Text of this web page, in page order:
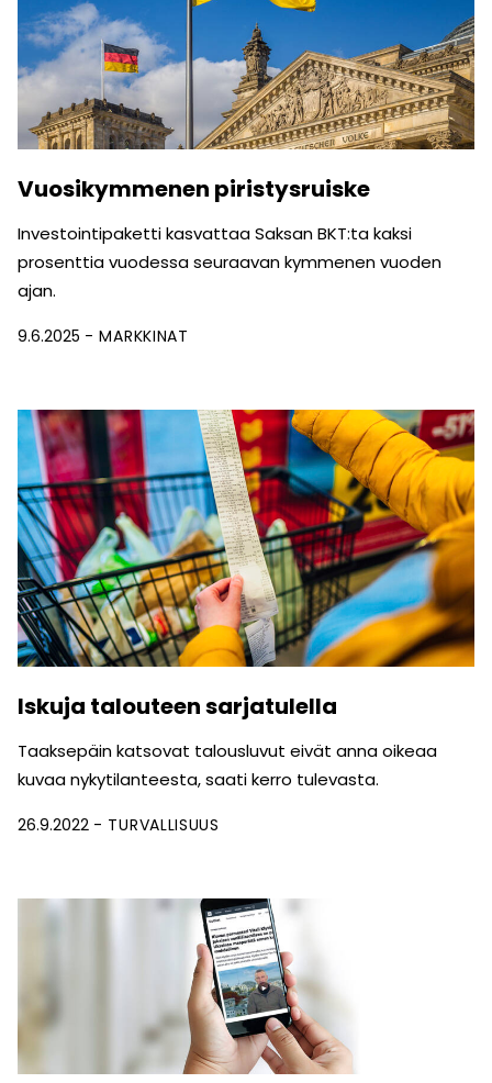
Vuosikymmenen piristysruiske
Investointipaketti kasvattaa Saksan BKT:ta kaksi
prosenttia vuodessa seuraavan kymmenen vuoden
ajan.
9.6.2025 MARKKINAT
Iskuja talouteen sarjatulella
Taaksepäin katsovat talousluvut eivät anna oikeaa
kuvaa nykytilanteesta, saati kerro tulevasta.
26.9.2022 TURVALLISUUS